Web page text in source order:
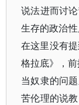
说法进而讨
生存的政治
在这里没有
格拉底》，
当奴隶的问
苦伦理的说